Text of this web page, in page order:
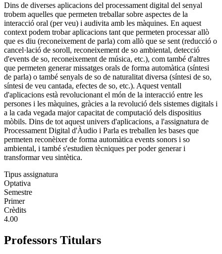
Dins de diverses aplicacions del processament digital del senyal
trobem aquelles que permeten treballar sobre aspectes de la
interacció oral (per veu) i audivita amb les màquines. En aquest
context podem trobar aplicacions tant que permeten processar allò
que es diu (reconeixement de parla) com allò que se sent (reducció o
cancel·lació de soroll, reconeixement de so ambiental, detecció
d'events de so, reconeixement de música, etc.), com també d'altres
que permeten generar missatges orals de forma automàtica (síntesi
de parla) o també senyals de so de naturalitat diversa (síntesi de so,
síntesi de veu cantada, efectes de so, etc.). Aquest ventall
d'aplicacions està revolucionant el món de la interacció entre les
persones i les màquines, gràcies a la revolució dels sistemes digitals i
a la cada vegada major capacitat de computació dels dispositius
mòbils. Dins de tot aquest univers d'aplicacions, a l'assignatura de
Processament Digital d'Àudio i Parla es treballen les bases que
permeten reconèixer de forma automàtica events sonors i so
ambiental, i també s'estudien tècniques per poder generar i
transformar veu sintètica.
Tipus assignatura
Optativa
Semestre
Primer
Crèdits
4.00
Professors Titulars